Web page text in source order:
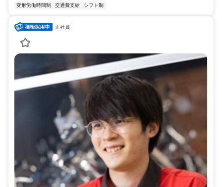
変形労働時間制 交通費支給 シフト制
正社員